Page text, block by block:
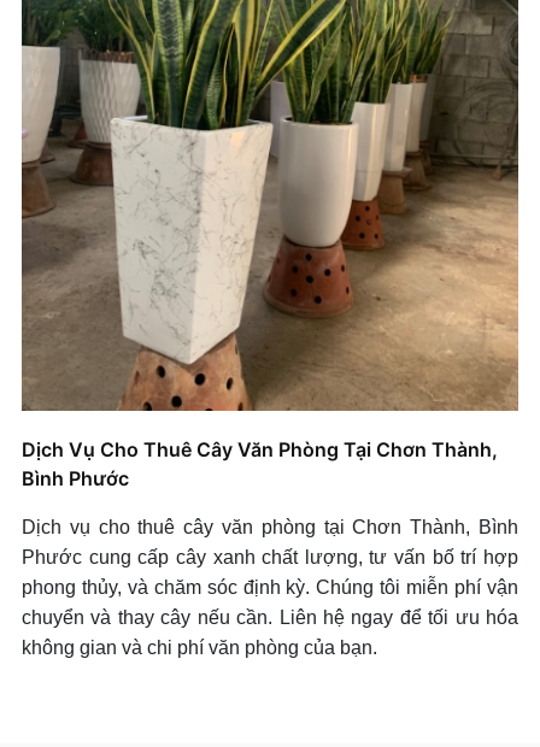
Dịch Vụ Cho Thuê Cây Văn Phòng Tại Chơn Thành,
Bình Phước
Dịch vụ cho thuê cây văn phòng tại Chơn Thành, Bình
Phước cung cấp cây xanh chất lượng, tư vấn bố trí hợp
phong thủy, và chăm sóc định kỳ. Chúng tôi miễn phí vận
chuyển và thay cây nếu cần. Liên hệ ngay để tối ưu hóa
không gian và chi phí văn phòng của bạn.